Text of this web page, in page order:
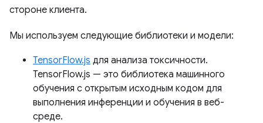
стороне клиента.
Мы используем следующие библиотеки и модели:
TensorFlow.js для анализа токсичности.
TensorFlow.js — это библиотека машинного
обучения с открытым исходным кодом для
выполнения инференции и обучения в веб-
среде.